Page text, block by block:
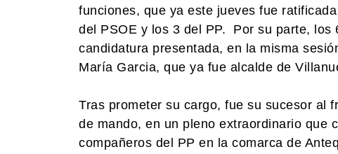
funciones, que ya este jueves fue
del PSOE y los 3 del PP. Por su parte,
candidatura presentada, en la misma
María Garcia, que ya fue alcalde de
Tras prometer su cargo, fue su sucesor al
de mando, en un pleno extraordinario que
compañeros del PP en la comarca de